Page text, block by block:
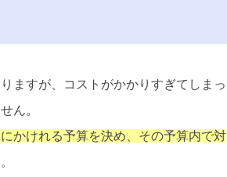
ますが、コストがかかりすぎてしまっ
ん。
かけれる予算を決め、その予算内で対